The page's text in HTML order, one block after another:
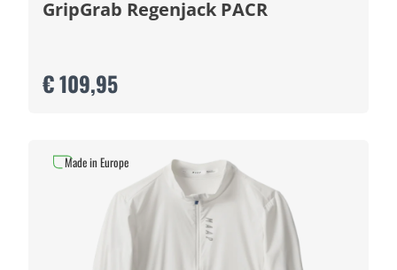
GripGrab Regenjack PACR
€ 109,95
Made in Europe